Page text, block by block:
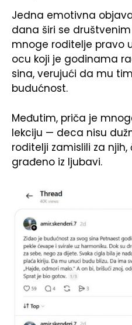
Jedna emotivna
dana širi se
mnoge roditelje pravo
ocu koji je godinama
sina, verujući da mu
budućnost.
Međutim, priča je
lekciju — deca nisu
roditelji zamislili za
građeno iz ljubavi.